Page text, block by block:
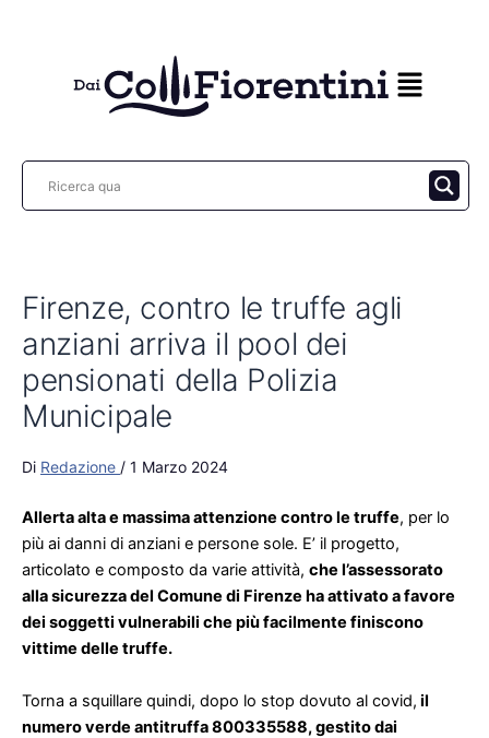
Firenze, contro le truffe agli
anziani arriva il pool dei
pensionati della Polizia
Municipale
Di Redazione / 1 Marzo 2024
Allerta alta e massima attenzione contro le truffe, per lo
più ai danni di anziani e persone sole. E’ il progetto,
articolato e composto da varie attività, che l’assessorato
alla sicurezza del Comune di Firenze ha attivato a favore
dei soggetti vulnerabili che più facilmente finiscono
vittime delle truffe.
Torna a squillare quindi, dopo lo stop dovuto al covid, il
numero verde antitruffa 800335588, gestito dai